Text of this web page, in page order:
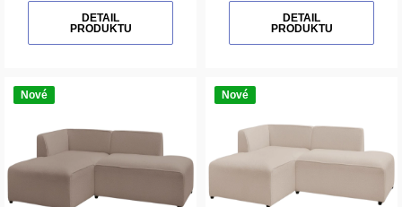
DETAIL
PRODUKTU
DETAIL
PRODUKTU
Nové Nové